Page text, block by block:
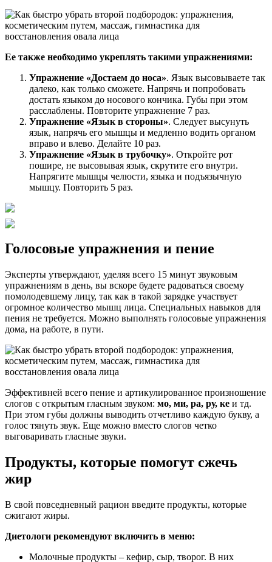
Ее также необходимо укреплять такими упражнениями:
Упражнение «Достаем до носа». Язык высовываете так
далеко, как только сможете. Напрячь и попробовать
достать языком до носового кончика. Губы при этом
расслаблены. Повторите упражнение 7 раз.
Упражнение «Язык в стороны». Следует высунуть
язык, напрячь его мышцы и медленно водить органом
вправо и влево. Делайте 10 раз.
Упражнение «Язык в трубочку». Откройте рот
пошире, не высовывая язык, скрутите его внутри.
Напрягите мышцы челюсти, языка и подъязычную
мышцу. Повторить 5 раз.
Голосовые упражнения и пение
Эксперты утверждают, уделяя всего 15 минут звуковым
упражнениям в день, вы вскоре будете радоваться своему
помолодевшему лицу, так как в такой зарядке участвует
огромное количество мышц лица. Специальных навыков для
пения не требуется. Можно выполнять голосовые упражнения
дома, на работе, в пути.
Эффективней всего пение и артикулированное произношение
слогов с открытым гласным звуком: мо, ми, ра, ру, ке и тд.
При этом губы должны выводить отчетливо каждую букву, а
голос тянуть звук. Еще можно вместо слогов четко
выговаривать гласные звуки.
Продукты, которые помогут сжечь
жир
В свой повседневный рацион введите продукты, которые
сжигают жиры.
Диетологи рекомендуют включить в меню:
Молочные продукты – кефир, сыр, творог. В них